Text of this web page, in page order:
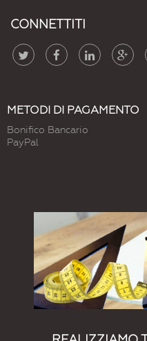
CONNETTITI
METODI DI PAGAMENTO
Bonifico Bancario
PayPal